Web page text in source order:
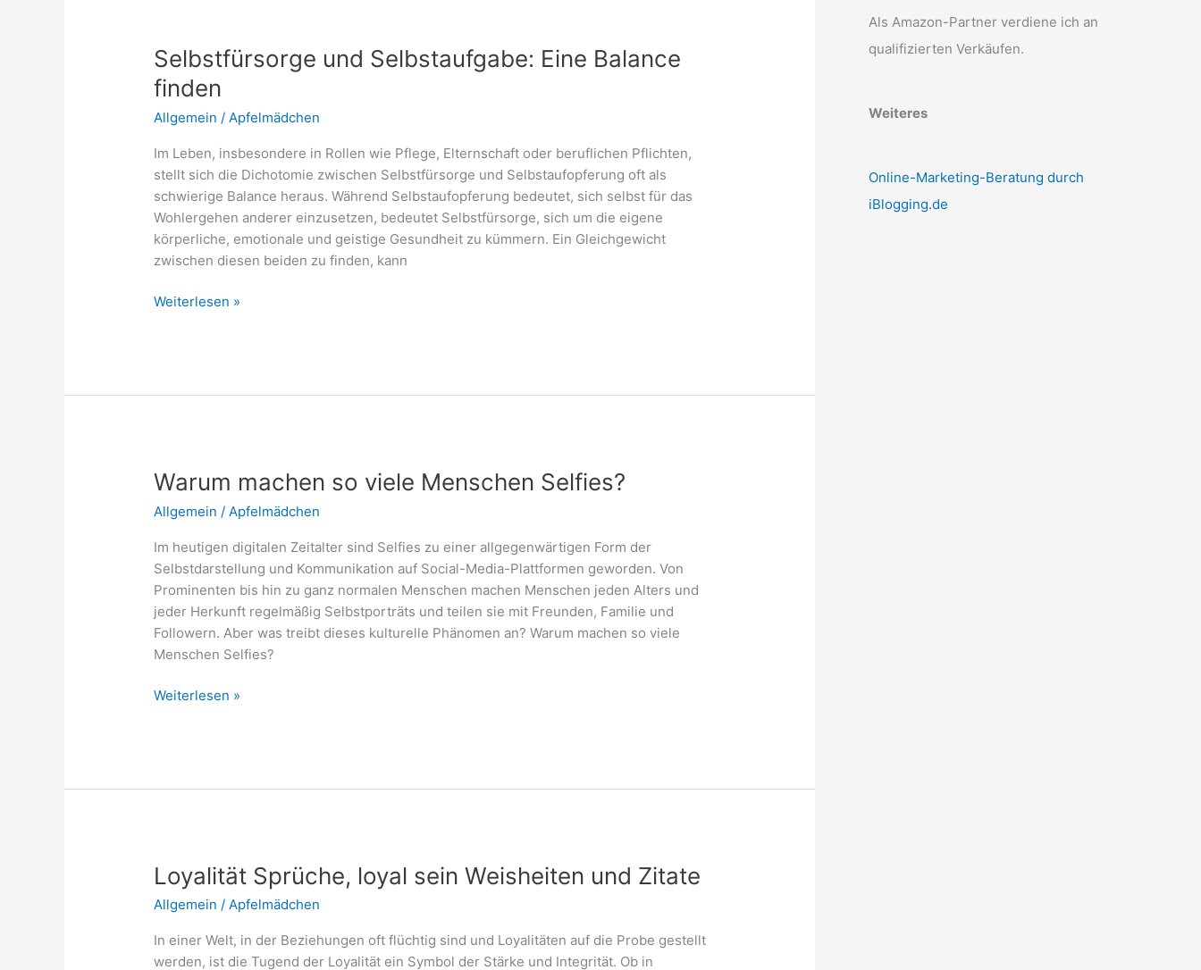
Selbstfürsorge und Selbstaufgabe: Eine Balance
finden
Allgemein / Apfelmädchen
Im Leben, insbesondere in Rollen wie Pflege, Elternschaft oder beruflichen Pflichten,
stellt sich die Dichotomie zwischen Selbstfürsorge und Selbstaufopferung oft als
schwierige Balance heraus. Während Selbstaufopferung bedeutet, sich selbst für das
Wohlergehen anderer einzusetzen, bedeutet Selbstfürsorge, sich um die eigene
körperliche, emotionale und geistige Gesundheit zu kümmern. Ein Gleichgewicht
zwischen diesen beiden zu finden, kann
Selbstfürsorge
Weiterlesen »
Warum machen so viele Menschen Selfies?
Allgemein / Apfelmädchen
Im heutigen digitalen Zeitalter sind Selfies zu einer allgegenwärtigen Form der
Selbstdarstellung und Kommunikation auf Social-Media-Plattformen geworden. Von
Prominenten bis hin zu ganz normalen Menschen machen Menschen jeden Alters und
jeder Herkunft regelmäßig Selbstporträts und teilen sie mit Freunden, Familie und
Followern. Aber was treibt dieses kulturelle Phänomen an? Warum machen so viele
Menschen Selfies?
Warum
Weiterlesen »
Loyalität Sprüche, loyal sein Weisheiten und Zitate
Allgemein /Apfelmädchen
In einer Welt, in der Beziehungen oft flüchtig sind und Loyalitäten auf die Probe gestellt
werden, ist die Tugend der Loyalität ein Symbol der Stärke und Integrität. Ob in
Als Amazon-Partner verdiene ich an
qualifizierten Verkäufen.
Weiteres
Online-Marketing-Beratung durch
iBlogging.de